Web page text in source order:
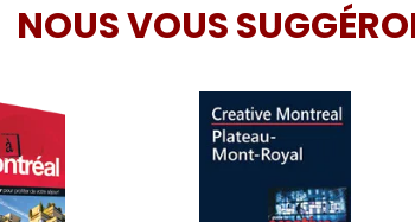
NOUS VOUS